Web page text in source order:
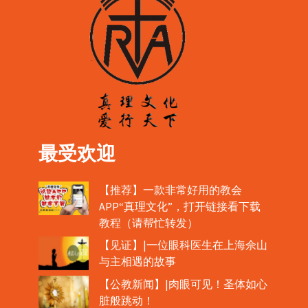
最受欢迎
【推荐】一款非常好用的教会
APP“真理文化”，打开链接看下载
教程（请帮忙转发）
【见证】|一位眼科医生在上海佘山
与主相遇的故事
【公教新闻】|肉眼可见！圣体如心
脏般跳动！